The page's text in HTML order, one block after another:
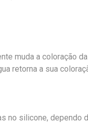
muda a coloração
retorna a sua
no silicone, dependo